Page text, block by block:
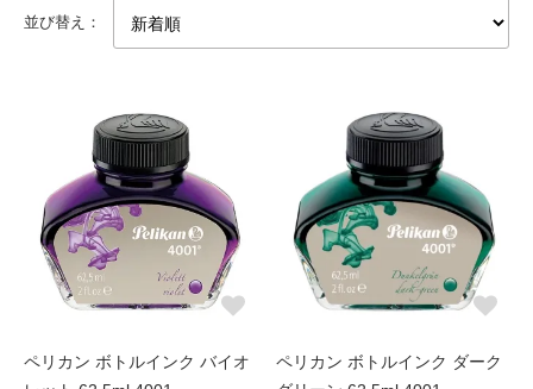
並び替え：
ペリカン ボトルインク バイオ
ペリカン ボトルインク ダーク